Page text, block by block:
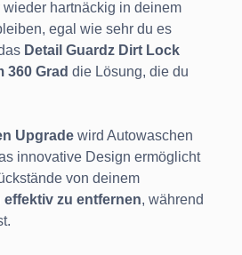
hartnäckig in deinem
egal wie sehr du es
Detail Guardz Dirt Lock
360 Grad die Lösung, die du
Upgrade wird Autowaschen
innovative Design ermöglicht
von deinem
zu entfernen, während